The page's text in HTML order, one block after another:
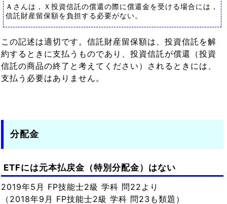
Ａさんは，Ｘ投資信託の償還の際に償還金を受ける場合には，
信託財産留保額を負担する必要がない。
この記述は適切です。信託財産留保額は、投資信託を解
約するときに支払うものであり、投資信託が償還（投資
信託の商品の終了と考えてください）されるときには、
支払う必要はありません。
分配金
ETFには元本払戻金（特別分配金）はない
2019年5月 FP技能士2級 学科 問22より
（2018年9月 FP技能士2級 学科 問23も類題）